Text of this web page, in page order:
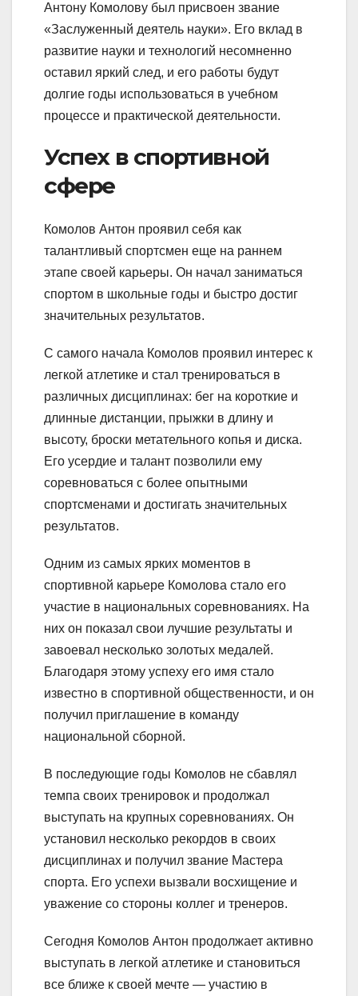
Антону Комолову был присвоен звание
«Заслуженный деятель науки». Его вклад в
развитие науки и технологий несомненно
оставил яркий след, и его работы будут
долгие годы использоваться в учебном
процессе и практической деятельности.
Успех в спортивной
сфере
Комолов Антон проявил себя как
талантливый спортсмен еще на раннем
этапе своей карьеры. Он начал заниматься
спортом в школьные годы и быстро достиг
значительных результатов.
С самого начала Комолов проявил интерес к
легкой атлетике и стал тренироваться в
различных дисциплинах: бег на короткие и
длинные дистанции, прыжки в длину и
высоту, броски метательного копья и диска.
Его усердие и талант позволили ему
соревноваться с более опытными
спортсменами и достигать значительных
результатов.
Одним из самых ярких моментов в
спортивной карьере Комолова стало его
участие в национальных соревнованиях. На
них он показал свои лучшие результаты и
завоевал несколько золотых медалей.
Благодаря этому успеху его имя стало
известно в спортивной общественности, и он
получил приглашение в команду
национальной сборной.
В последующие годы Комолов не сбавлял
темпа своих тренировок и продолжал
выступать на крупных соревнованиях. Он
установил несколько рекордов в своих
дисциплинах и получил звание Мастера
спорта. Его успехи вызвали восхищение и
уважение со стороны коллег и тренеров.
Сегодня Комолов Антон продолжает активно
выступать в легкой атлетике и становиться
все ближе к своей мечте — участию в